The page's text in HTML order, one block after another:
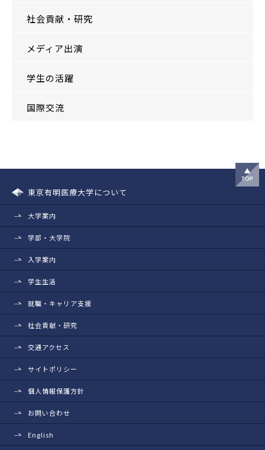
社会貢献・研究
メディア出演
学生の活躍
国際交流
東京有明医療大学について
大学案内
学部・大学院
入学案内
学生生活
就職・キャリア支援
社会貢献・研究
交通アクセス
サイトポリシー
個人情報保護方針
お問い合わせ
English